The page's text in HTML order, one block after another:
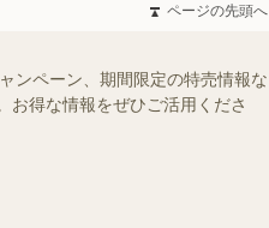
ページの先頭へ
ンペーン、期間限定の特売情報な
お得な情報をぜひご活用くださ